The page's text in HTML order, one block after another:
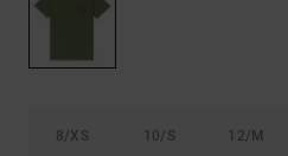
8/XS 10/S 12/M